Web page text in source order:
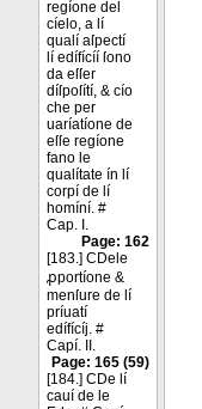
regíone del
cíelo, a lí
qualí aſpectí
lí edífícíí ſono
da eſſer
díſpoſítí, & cío
che per
uaríatíone de
eſſe regíone
fano le
qualítate ín lí
corpí de lí
homíní. #
Cap. I.
Page: 162
[183.] CDele
ꝓportíone &
menſure de lí
príuatí
edífícíj. #
Capí. II.
Page: 165 (59)
[184.] CDe lí
cauí de le